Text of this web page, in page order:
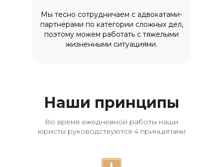
Мы тесно сотрудничаем с адвокатами-
партнерами по категории сложных дел,
поэтому можем работать с тяжелыми
жизненными ситуациями.
Наши принципы
Во время ежедневной работы наши
юристы руководствуются 4 принципами